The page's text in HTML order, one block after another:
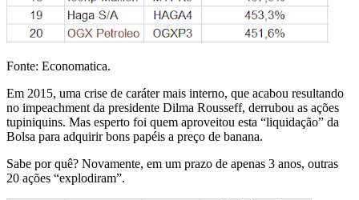
Fonte: Economatica.
Em 2015, uma crise de caráter mais interno, que acabou resultando
no impeachment da presidente Dilma Rousseff, derrubou as ações
tupiniquins. Mas esperto foi quem aproveitou esta “liquidação” da
Bolsa para adquirir bons papéis a preço de banana.
Sabe por quê? Novamente, em um prazo de apenas 3 anos, outras
20 ações “explodiram”.